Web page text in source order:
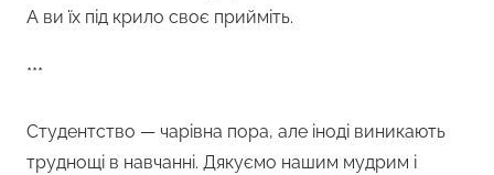
А ви їх під крило своє прийміть.
***
Студентство — чарівна пора, але іноді виникають
труднощі в навчанні. Дякуємо нашим мудрим і